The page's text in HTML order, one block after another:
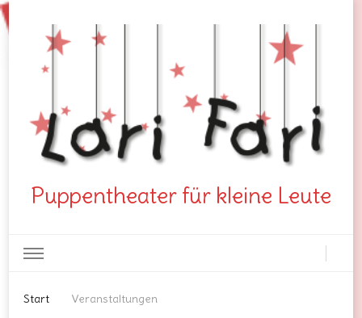
Puppentheater für kleine Leute
Start Veranstaltungen